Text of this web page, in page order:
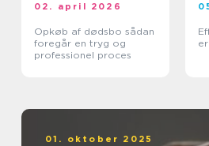
02. april 2026
Opkøb af dødsbo sådan
foregår en tryg og
professionel proces
01. oktober 2025